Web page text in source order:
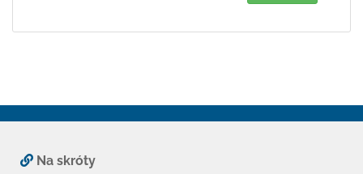
Na skróty